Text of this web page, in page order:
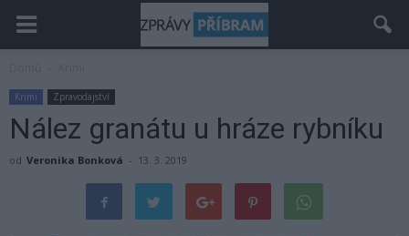
Krimi Zpravodajství
Nález granátu u hráze rybníku
od Veronika Bonková - 13. 3. 2019